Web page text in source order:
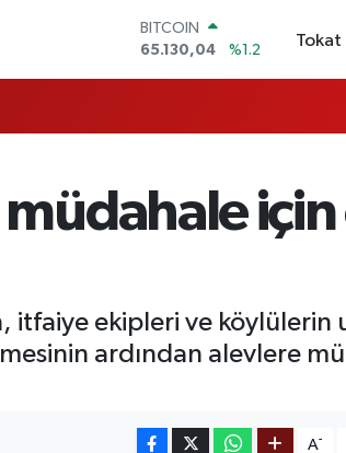
65.130,04
DOLAR
47,7106
%0.17
GRAM ALTIN
6648.99
%2.59
BİST100
Tokat
için
itfaiye ekipleri ve köylülerin
ardından alevlere
A-